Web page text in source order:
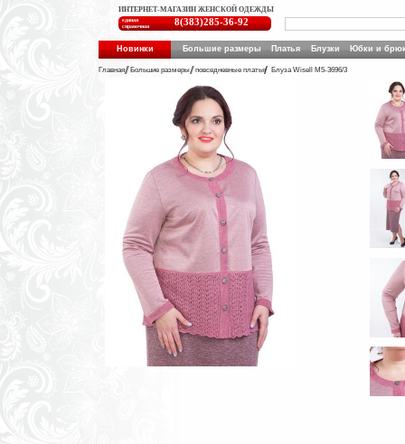
ИНТЕРНЕТ-МАГАЗИН ЖЕНСКОЙ ОДЕЖДЫ
единая
справочная
8(383)285-36-92
Новинки Большие размеры Платья Блузки Юбки и
Главная Большие размеры повседневные платья Блуза Wisell М5-3696/3